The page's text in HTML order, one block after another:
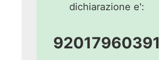
dichiarazione e':
92017960391